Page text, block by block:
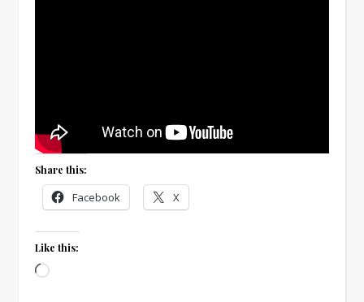
Share this:
Facebook X
Like this:
Loading…